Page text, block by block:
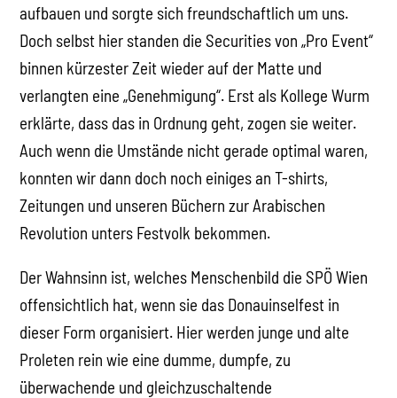
aufbauen und sorgte sich freundschaftlich um uns.
Doch selbst hier standen die Securities von „Pro Event“
binnen kürzester Zeit wieder auf der Matte und
verlangten eine „Genehmigung“. Erst als Kollege Wurm
erklärte, dass das in Ordnung geht, zogen sie weiter.
Auch wenn die Umstände nicht gerade optimal waren,
konnten wir dann doch noch einiges an T-shirts,
Zeitungen und unseren Büchern zur Arabischen
Revolution unters Festvolk bekommen.
Der Wahnsinn ist, welches Menschenbild die SPÖ Wien
offensichtlich hat, wenn sie das Donauinselfest in
dieser Form organisiert. Hier werden junge und alte
Proleten rein wie eine dumme, dumpfe, zu
überwachende und gleichzuschaltende